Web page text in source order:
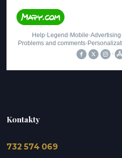
Kontakty
732 574 069